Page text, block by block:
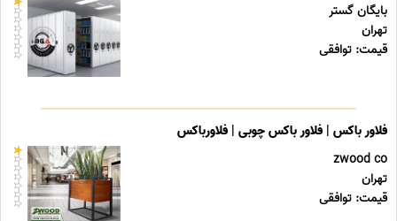
بایگان گستر
تهران
قیمت: توافقی
فلاور باکس | فلاور باکس چوبی | فلاورباکس
zwood co
تهران
قیمت: توافقی